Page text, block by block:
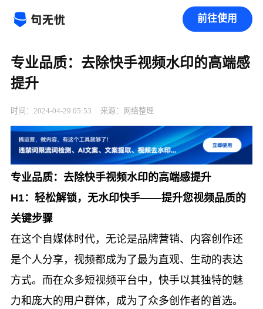
前往使用
专业品质：去除快手视频水印的高端感
提升
时间：2024-04-29 05:53 来源：网络整理
专业品质：去除快手视频水印的高端感提升
H1：轻松解锁，无水印快手——提升您视频品质的
关键步骤
在这个自媒体时代，无论是品牌营销、内容创作还
是个人分享，视频都成为了最为直观、生动的表达
方式。而在众多短视频平台中，快手以其独特的魅
力和庞大的用户群体，成为了众多创作者的首选。